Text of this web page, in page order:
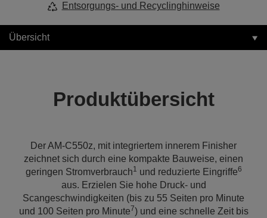
Entsorgungs- und Recyclinghinweise
Übersicht
Produktübersicht
Der AM-C550z, mit integriertem innerem Finisher
zeichnet sich durch eine kompakte Bauweise, einen
geringen Stromverbrauch1 und reduzierte Eingriffe6
aus. Erzielen Sie hohe Druck- und
Scangeschwindigkeiten (bis zu 55 Seiten pro Minute
und 100 Seiten pro Minute7) und eine schnelle Zeit bis